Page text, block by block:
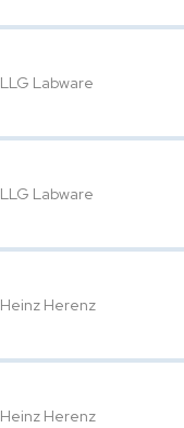
LLG Labware
LLG Labware
Heinz Herenz
Heinz Herenz